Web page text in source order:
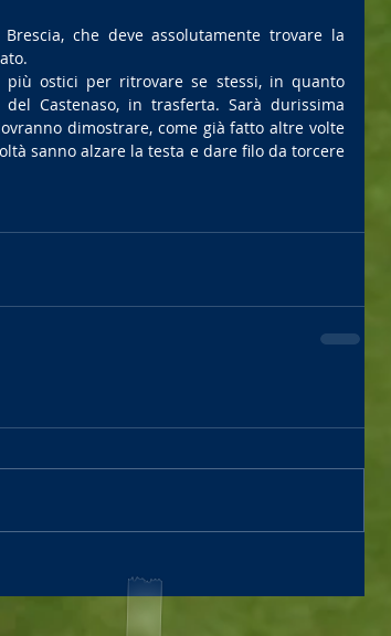
che deve assolutamente trovare la
ostici per ritrovare se stessi, in quanto
Castenaso, in trasferta. Sarà durissima
dimostrare, come già fatto altre volte
sanno alzare la testa e dare filo da torcere